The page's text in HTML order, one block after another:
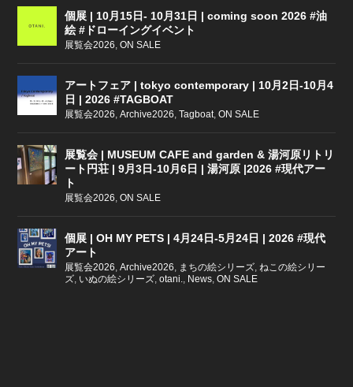
個展 | 10月15日- 10月31日 | coming soon 2026 #油
絵 #ドローイングイベント
展覧会2026,ON SALE
アートフェア | tokyo contemporary | 10月2日-10月4
日 | 2026 #TAGBOAT
展覧会2026,Archive2026,Tagboat,ON SALE
展覧会 | MUSEUM CAFE and garden & 湯河原リトリ
ート円荘 | 9月3日-10月6日 | 湯河原 |2026 #現代アー
ト
展覧会2026,ON SALE
個展 | OH MY PETS | 4月24日-5月24日 | 2026 #現代
アート
展覧会2026,Archive2026, まちの絵シリーズ,ねこの絵シリー
ズ, いぬの絵シリーズ,otani., News,ON SALE